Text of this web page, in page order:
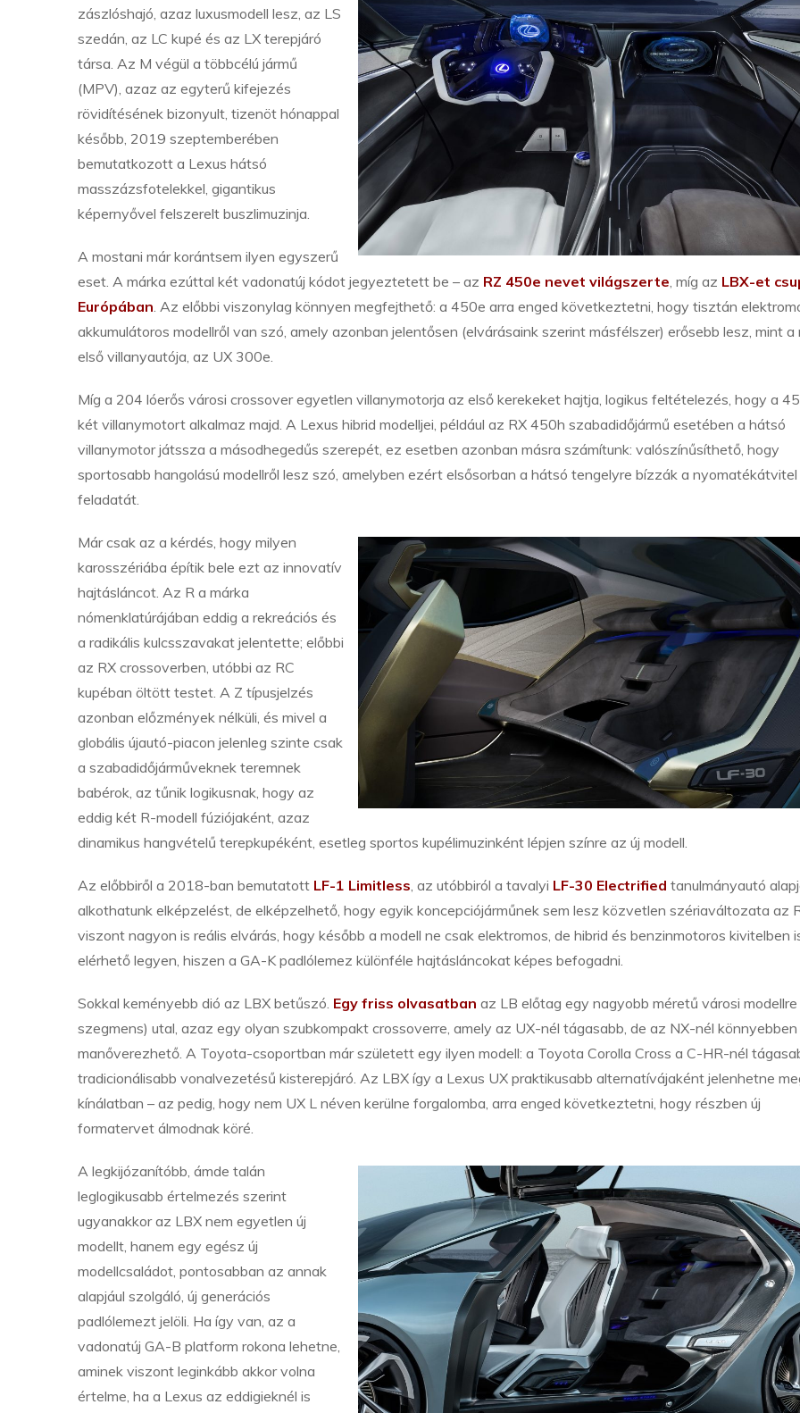
zászlóshajó, azaz luxusmodell lesz, az LS
szedán, az LC kupé és az LX terepjáró
társa. Az M végül a többcélú jármű
(MPV), azaz az egyterű kifejezés
rövidítésének bizonyult, tizenöt hónappal
később, 2019 szeptemberében
bemutatkozott a Lexus hátsó
masszázsfotelekkel, gigantikus
képernyővel felszerelt buszlimuzinja.
A mostani már korántsem ilyen egyszerű
eset. A márka ezúttal két vadonatúj kódot jegyeztetett be – az RZ 450e nevet világszerte, míg az LBX-et
Európában. Az előbbi viszonylag könnyen megfejthető: a 450e arra enged következtetni, hogy tisztán
akkumulátoros modellről van szó, amely azonban jelentősen (elvárásaink szerint másfélszer) erősebb lesz, mint a
első villanyautója, az UX 300e.
Míg a 204 lóerős városi crossover egyetlen villanymotorja az első kerekeket hajtja, logikus feltételezés, hogy a
két villanymotort alkalmaz majd. A Lexus hibrid modelljei, például az RX 450h szabadidőjármű esetében a hátsó
villanymotor játssza a másodhegedűs szerepét, ez esetben azonban másra számítunk: valószínűsíthető, hogy
sportosabb hangolású modellről lesz szó, amelyben ezért elsősorban a hátsó tengelyre bízzák a nyomatékátvitel
feladatát.
Már csak az a kérdés, hogy milyen
karosszériába építik bele ezt az innovatív
hajtásláncot. Az R a márka
nómenklatúrájában eddig a rekreációs és
a radikális kulcsszavakat jelentette; előbbi
az RX crossoverben, utóbbi az RC
kupéban öltött testet. A Z típusjelzés
azonban előzmények nélküli, és mivel a
globális újautó-piacon jelenleg szinte csak
a szabadidőjárműveknek teremnek
babérok, az tűnik logikusnak, hogy az
eddig két R-modell fúziójaként, azaz
dinamikus hangvételű terepkupéként, esetleg sportos kupélimuzinként lépjen színre az új modell.
Az előbbiről a 2018-ban bemutatott LF-1 Limitless, az utóbbiról a tavalyi LF-30 Electrified tanulmányautó
alkothatunk elképzelést, de elképzelhető, hogy egyik koncepciójárműnek sem lesz közvetlen szériaváltozata az
viszont nagyon is reális elvárás, hogy később a modell ne csak elektromos, de hibrid és benzinmotoros kivitelben
elérhető legyen, hiszen a GA-K padlólemez különféle hajtásláncokat képes befogadni.
Sokkal keményebb dió az LBX betűszó. Egy friss olvasatban az LB előtag egy nagyobb méretű városi
szegmens) utal, azaz egy olyan szubkompakt crossoverre, amely az UX-nél tágasabb, de az NX-nél könnyebben
manőverezhető. A Toyota-csoportban már született egy ilyen modell: a Toyota Corolla Cross a C-HR-nél
tradicionálisabb vonalvezetésű kisterepjáró. Az LBX így a Lexus UX praktikusabb alternatívájaként jelenhetne
kínálatban – az pedig, hogy nem UX L néven kerülne forgalomba, arra enged következtetni, hogy részben új
formatervet álmodnak köré.
A legkijózanítóbb, ámde talán
leglogikusabb értelmezés szerint
ugyanakkor az LBX nem egyetlen új
modellt, hanem egy egész új
modellcsaládot, pontosabban az annak
alapjául szolgáló, új generációs
padlólemezt jelöli. Ha így van, az a
vadonatúj GA-B platform rokona lehetne,
aminek viszont leginkább akkor volna
értelme, ha a Lexus az eddigieknél is